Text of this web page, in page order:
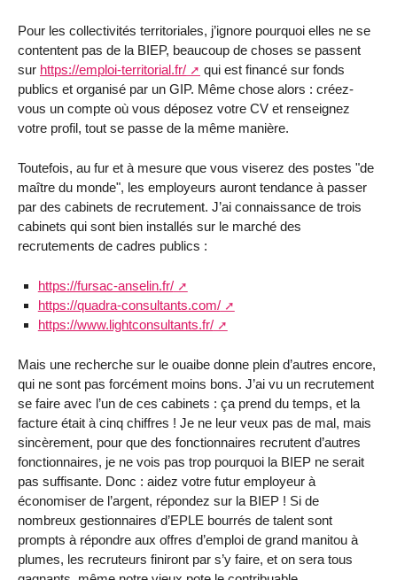
Pour les collectivités territoriales, j’ignore pourquoi elles ne se
contentent pas de la BIEP, beaucoup de choses se passent
sur https://emploi-territorial.fr/
qui est financé sur fonds
publics et organisé par un GIP. Même chose alors : créez-
vous un compte où vous déposez votre CV et renseignez
votre profil, tout se passe de la même manière.
Toutefois, au fur et à mesure que vous viserez des postes "de
maître du monde", les employeurs auront tendance à passer
par des cabinets de recrutement. J’ai connaissance de trois
cabinets qui sont bien installés sur le marché des
recrutements de cadres publics :
https://fursac-anselin.fr/
https://quadra-consultants.com/
https://www.lightconsultants.fr/
Mais une recherche sur le ouaibe donne plein d’autres encore,
qui ne sont pas forcément moins bons. J’ai vu un recrutement
se faire avec l’un de ces cabinets : ça prend du temps, et la
facture était à cinq chiffres ! Je ne leur veux pas de mal, mais
sincèrement, pour que des fonctionnaires recrutent d’autres
fonctionnaires, je ne vois pas trop pourquoi la BIEP ne serait
pas suffisante. Donc : aidez votre futur employeur à
économiser de l’argent, répondez sur la BIEP ! Si de
nombreux gestionnaires d’EPLE bourrés de talent sont
prompts à répondre aux offres d’emploi de grand manitou à
plumes, les recruteurs finiront par s’y faire, et on sera tous